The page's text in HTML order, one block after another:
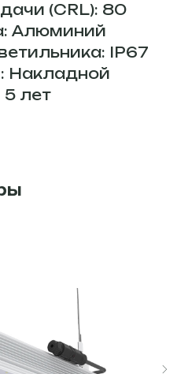
(CRL): 80
Алюминий
IP67
Накладной
5 лет